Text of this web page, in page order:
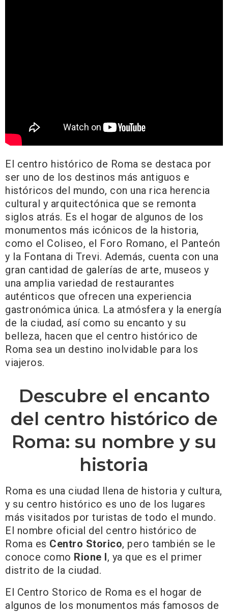
El centro histórico de Roma se destaca por
ser uno de los destinos más antiguos e
históricos del mundo, con una rica herencia
cultural y arquitectónica que se remonta
siglos atrás. Es el hogar de algunos de los
monumentos más icónicos de la historia,
como el Coliseo, el Foro Romano, el Panteón
y la Fontana di Trevi. Además, cuenta con una
gran cantidad de galerías de arte, museos y
una amplia variedad de restaurantes
auténticos que ofrecen una experiencia
gastronómica única. La atmósfera y la energía
de la ciudad, así como su encanto y su
belleza, hacen que el centro histórico de
Roma sea un destino inolvidable para los
viajeros.
Descubre el encanto
del centro histórico de
Roma: su nombre y su
historia
Roma es una ciudad llena de historia y cultura,
y su centro histórico es uno de los lugares
más visitados por turistas de todo el mundo.
El nombre oficial del centro histórico de
Roma es Centro Storico, pero también se le
conoce como Rione I, ya que es el primer
distrito de la ciudad.
El Centro Storico de Roma es el hogar de
algunos de los monumentos más famosos de